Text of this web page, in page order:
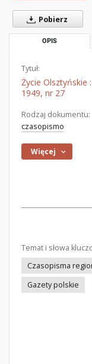
Pobierz
OPIS
Tytuł:
Życie Olsztyńskie
1949, nr 27
Rodzaj dokumentu:
czasopismo
Więcej
Temat i słowa
Czasopisma
Gazety polskie